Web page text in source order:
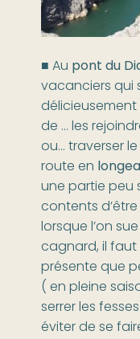
■ Au pont du
vacanciers qui
de … les
ou… traverser
route en
une partie peu
contents
lorsque l’on
cagnard, il faut
présente que
( en pleine
serrer les
éviter de se